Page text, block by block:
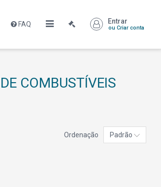
FAQ Entrar
ou Criar conta
COMBUSTÍVEIS
Ordenação Padrão